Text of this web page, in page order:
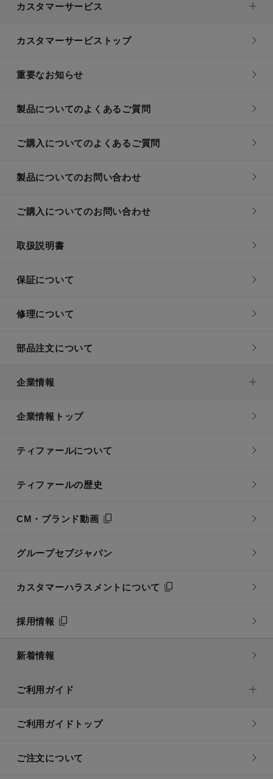
カスタマーサービス
カスタマーサービストップ
重要なお知らせ
製品についてのよくあるご質問
ご購入についてのよくあるご質問
製品についてのお問い合わせ
ご購入についてのお問い合わせ
取扱説明書
保証について
修理について
部品注文について
企業情報
企業情報トップ
ティファールについて
ティファールの歴史
CM・ブランド動画
グループセブジャパン
カスタマーハラスメントについて
採用情報
新着情報
ご利用ガイド
ご利用ガイドトップ
ご注文について